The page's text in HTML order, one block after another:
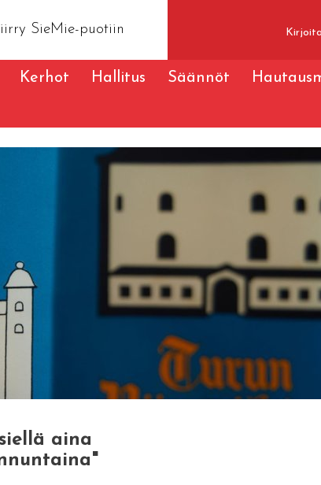
SieMie-puotiin
Kerhot Hallitus Säännöt
aina